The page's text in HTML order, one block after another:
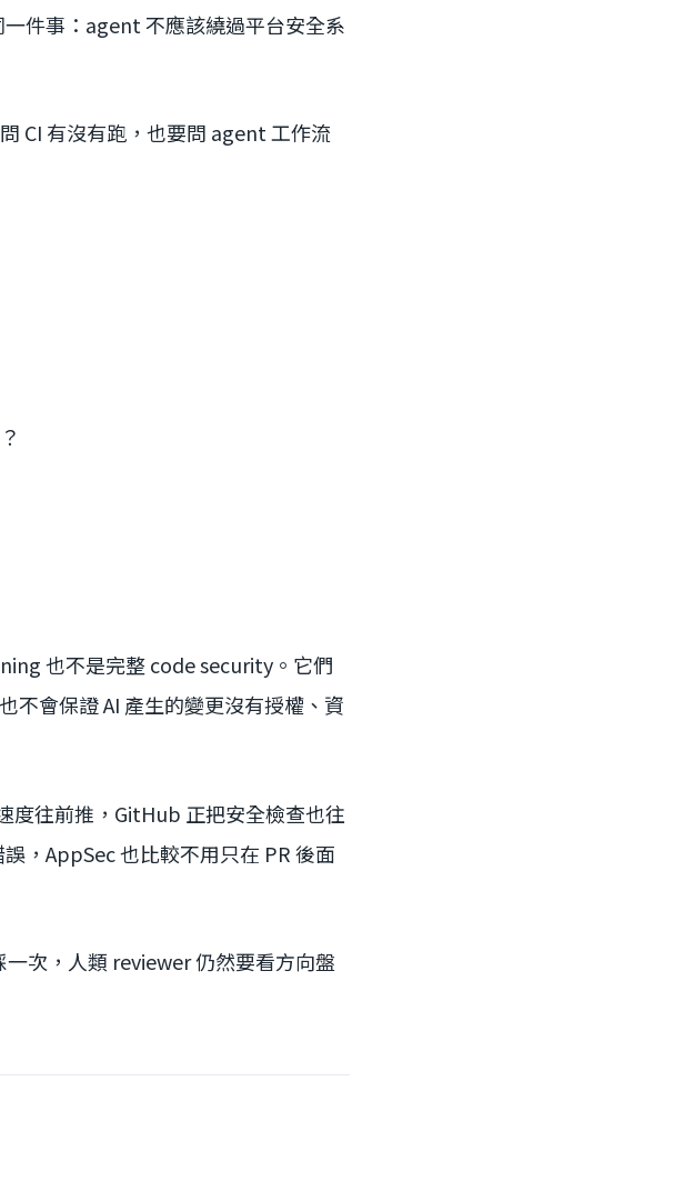
件事：agent 不應該繞過平台安全系
CI 有沒有跑，也要問 agent 工作流
也不是完整 code security。它們
不會保證 AI 產生的變更沒有授權、資
度往前推，GitHub 正把安全檢查也往
，AppSec 也比較不用只在 PR 後面
次，人類 reviewer 仍然要看方向盤